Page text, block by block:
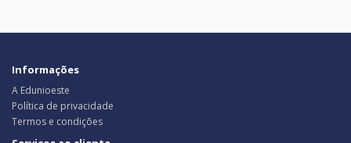
Informações
A Edunioeste
Política de privacidade
Termos e condições